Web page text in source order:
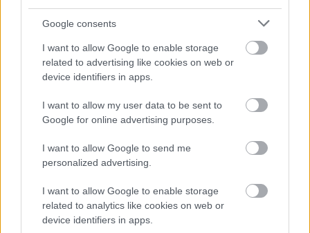
Google consents
I want to allow Google to enable storage
related to advertising like cookies on web or
device identifiers in apps.
I want to allow my user data to be sent to
Google for online advertising purposes.
I want to allow Google to send me
personalized advertising.
I want to allow Google to enable storage
related to analytics like cookies on web or
device identifiers in apps.
Πέμπτη, 25 Αυγούστου 2022, 19:20
Λάρισα: Απίστευτη ταλαιπωρία ζευγαριού που
πήρε…λάθος μωρό από το μαιευτήριο
Τι καταγγέλλουν οι γονείς, τι απάντησαν οι υπεύθυνοι της
ιδιωτικής κλινικής και τι επισημαίνει ο δικηγόρος της